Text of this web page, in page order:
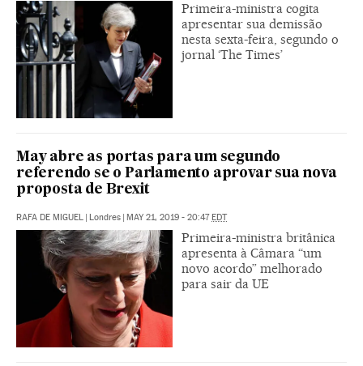
Primeira-ministra cogita
apresentar sua demissão
nesta sexta-feira, segundo o
jornal ‘The Times’
May abre as portas para um segundo
referendo se o Parlamento aprovar sua nova
proposta de Brexit
RAFA DE MIGUEL Londres MAY 21, 2019 - 20:47 EDT
Primeira-ministra britânica
apresenta à Câmara “um
novo acordo” melhorado
para sair da UE